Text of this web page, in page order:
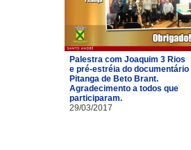
Palestra com Joaquim 3 Rios
e pré-estréia do documentário
Pitanga de Beto Brant.
Agradecimento a todos que
participaram.
29/03/2017